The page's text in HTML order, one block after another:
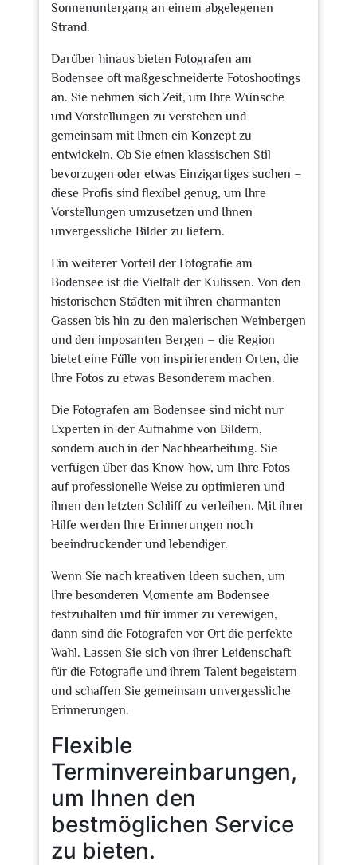
Sonnenuntergang an einem abgelegenen
Strand.
Darüber hinaus bieten Fotografen am
Bodensee oft maßgeschneiderte Fotoshootings
an. Sie nehmen sich Zeit, um Ihre Wünsche
und Vorstellungen zu verstehen und
gemeinsam mit Ihnen ein Konzept zu
entwickeln. Ob Sie einen klassischen Stil
bevorzugen oder etwas Einzigartiges suchen –
diese Profis sind flexibel genug, um Ihre
Vorstellungen umzusetzen und Ihnen
unvergessliche Bilder zu liefern.
Ein weiterer Vorteil der Fotografie am
Bodensee ist die Vielfalt der Kulissen. Von den
historischen Städten mit ihren charmanten
Gassen bis hin zu den malerischen Weinbergen
und den imposanten Bergen – die Region
bietet eine Fülle von inspirierenden Orten, die
Ihre Fotos zu etwas Besonderem machen.
Die Fotografen am Bodensee sind nicht nur
Experten in der Aufnahme von Bildern,
sondern auch in der Nachbearbeitung. Sie
verfügen über das Know-how, um Ihre Fotos
auf professionelle Weise zu optimieren und
ihnen den letzten Schliff zu verleihen. Mit ihrer
Hilfe werden Ihre Erinnerungen noch
beeindruckender und lebendiger.
Wenn Sie nach kreativen Ideen suchen, um
Ihre besonderen Momente am Bodensee
festzuhalten und für immer zu verewigen,
dann sind die Fotografen vor Ort die perfekte
Wahl. Lassen Sie sich von ihrer Leidenschaft
für die Fotografie und ihrem Talent begeistern
und schaffen Sie gemeinsam unvergessliche
Erinnerungen.
Flexible
Terminvereinbarungen,
um Ihnen den
bestmöglichen Service
zu bieten.